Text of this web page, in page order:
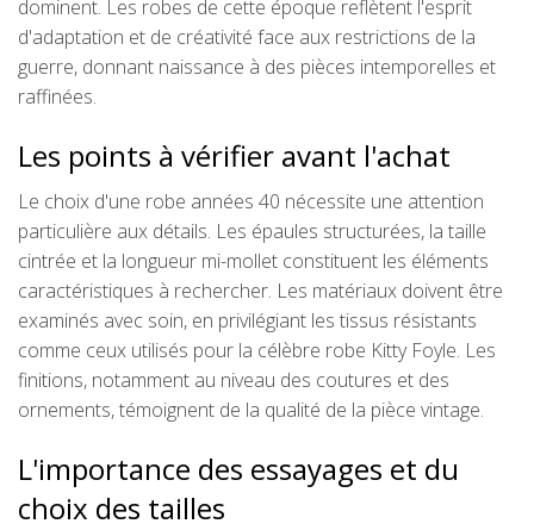
dominent. Les robes de cette époque reflètent l'esprit
d'adaptation et de créativité face aux restrictions de la
guerre, donnant naissance à des pièces intemporelles et
raffinées.
Les points à vérifier avant l'achat
Le choix d'une robe années 40 nécessite une attention
particulière aux détails. Les épaules structurées, la taille
cintrée et la longueur mi-mollet constituent les éléments
caractéristiques à rechercher. Les matériaux doivent être
examinés avec soin, en privilégiant les tissus résistants
comme ceux utilisés pour la célèbre robe Kitty Foyle. Les
finitions, notamment au niveau des coutures et des
ornements, témoignent de la qualité de la pièce vintage.
L'importance des essayages et du
choix des tailles